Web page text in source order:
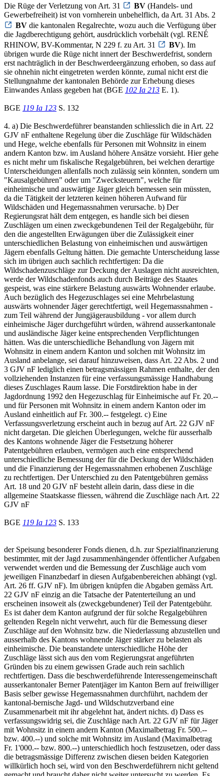
Die Rüge der Verletzung von Art. 31
BV (Handels- und
Gewerbefreiheit) ist von vornherein unbehelflich, da Art. 31 Abs. 2
BV die kantonalen Regalrechte, wozu auch die Verfügung über
die Jagdberechtigung gehört, ausdrücklich vorbehält (vgl. RENÉ
RHINOW, BV-Kommentar, N 229 f. zu Art. 31
BV). Im
übrigen wurde die Rüge nicht innert der Beschwerdefrist, sondern
erst nachträglich in der Beschwerdeergänzung erhoben, so dass auf
sie ohnehin nicht eingetreten werden könnte, zumal nicht erst die
Stellungnahme der kantonalen Behörde zur Erhebung dieses
Einwandes Anlass gegeben hat (BGE 102 Ia 213 E. 1).
BGE 119 Ia 123 S. 132
4. a) Die Beschwerdeführer beanstanden schliesslich die in Art. 22
GJV nF enthaltene Regelung über die Zuschläge für Wildschäden
und Hege, welche ebenfalls für Personen mit Wohnsitz in einem
andern Kanton bzw. im Ausland höhere Ansätze vorsieht. Hier gehe
es nicht mehr um fiskalische Regalgebühren, bei welchen derartige
Unterscheidungen allenfalls noch zulässig sein könnten, sondern um
"Kausalgebühren" oder um "Zwecksteuern", welche für
einheimische und auswärtige Jäger gleich bemessen sein müssten,
da die Tätigkeit der letzteren keinen höheren Aufwand für
Wildschäden und Hegemassnahmen verursache. b) Der
Regierungsrat hält dem entgegen, es handle sich bei diesen
Zuschlägen um einen zweckgebundenen Teil der Regalgebühr, für
den die angestellten Erwägungen über die Zulässigkeit einer
unterschiedlichen Belastung von einheimischen und auswärtigen
Jägern ebenfalls Geltung hätten. Die gemachte Unterscheidung lasse
sich im übrigen auch sachlich rechtfertigen: Da die
Wildschadenzuschläge zur Deckung der Auslagen nicht ausreichten,
werde der Wildschadenfonds auch durch Beiträge des Staates
gespeist, was eine stärkere Belastung auswärts Wohnender erlaube.
Auch bezüglich des Hegezuschlages sei eine Mehrbelastung
auswärts wohnender Jäger gerechtfertigt, weil Hegemassnahmen -
zum Teil während der Jungjägerausbildung - vor allem durch
einheimische Jäger durchgeführt würden, während ausserkantonale
und ausländische Jäger keine entsprechenden Verpflichtungen
hätten. Was die unterschiedliche Behandlung von Jägern mit
Wohnsitz in einem andern Kanton und solchen mit Wohnsitz im
Ausland anbelange, sei darauf hinzuweisen, dass Art. 22 Abs. 2 und
3 GJV nF lediglich einen betragsmässigen Rahmen enthalte, der den
vollziehenden Instanzen für eine verfassungsmässige Handhabung
dieses Zuschlages Raum lasse. Die Forstdirektion habe in der
Jagdordnung 1992 den Hegezuschlag für Einheimische auf Fr. 20.--
und für Personen mit Wohnsitz in einem andern Kanton oder im
Ausland einheitlich auf Fr. 300.-- festgelegt. c) Eine
Verfassungsverletzung erscheint auch in bezug auf Art. 22 GJV nF
nicht dargetan. Die gleichen Überlegungen, welche für ausserhalb
des Kantons wohnende Jäger die Festsetzung höherer
Patentgebühren erlauben, vermögen auch eine entsprechend
unterschiedliche Bemessung der für die Deckung der Wildschäden
und die Finanzierung der Hegemassnahmen erhobenen Zuschläge
zu rechtfertigen. Der Unterschied zu den Patentgebühren gemäss
Art. 18 und 20 GJV nF besteht allein darin, dass diese in die
allgemeine Staatskasse fliessen, während die Zuschläge nach Art. 22
GJV nF
BGE 119 Ia 123 S. 133
der Speisung besonderer Fonds dienen, d.h. zur Spezialfinanzierung
bestimmter, mit der Jagd zusammenhängender öffentlicher Aufgaben
verwendet werden und die Bemessung der Zuschläge auch vom
jeweiligen Finanzbedarf in diesen Aufgabenbereichen abhängt (vgl.
Art. 26 ff. GJV nF). Im übrigen knüpfen die Abgaben gemäss Art.
22 GJV nF einzig an die Tatsache der Patenterteilung an und
erscheinen insoweit als (zweckgebundener) Teil der Patentgebühr.
Es ist daher dem Kanton aufgrund der für solche Regalgebühren
geltenden Regeln nicht verwehrt, auch für die Bemessung dieser
Zuschläge auf den Wohnsitz bzw. die Niederlassung abzustellen und
ausserhalb des Kantons wohnende Jäger stärker zu belasten als
einheimische. Die beanstandete unterschiedliche Höhe der
Zuschläge lässt sich aus den vom Regierungsrat angeführten
Gründen bis zu einem gewissen Grade auch rein sachlich
rechtfertigen. Dass die beschwerdeführende Interessengemeinschaft
ausserkantonaler Berner Patentjäger im Kanton Bern auf freiwilliger
Basis selber gewisse Hegemassnahmen durchführt, nachdem der
kantonal-bernische Jagd- und Wildschutzverband eine
Zusammenarbeit mit ihr abgelehnt hat, ändert nichts. d) Dass es
verfassungswidrig sei, die Zuschläge nach Art. 22 GJV nF für Jäger
mit Wohnsitz in einem andern Kanton (Maximalbetrag Fr. 500.--
bzw. 400.--) und solche mit Wohnsitz im Ausland (Maximalbetrag
Fr. 1'000.-- bzw. 800.--) unterschiedlich hoch festzusetzen, oder dass
die betragsmässige Differenz zwischen diesen beiden Kategorien
willkürlich hoch sei, wird von den Beschwerdeführern nicht geltend